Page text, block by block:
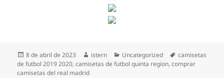
Publicado
el
8 de abril de 2023 Autor
istern Categorías
Uncategorized Etiquetas
camisetas
de futbol 2019 2020,camisetas de futbol quinta region,comprar
camisetas del real madrid